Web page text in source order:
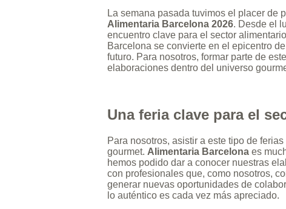
La semana pasada tuvimos el placer de
Alimentaria Barcelona 2026. Desde el
encuentro clave para el sector
Barcelona se convierte en el epicentro
futuro. Para nosotros, formar parte de
elaboraciones dentro del universo
Una feria clave para el
Para nosotros, asistir a este tipo de
gourmet. Alimentaria Barcelona es
hemos podido dar a conocer nuestras
con profesionales que, como nosotros,
generar nuevas oportunidades de
lo auténtico es cada vez más apreciado.